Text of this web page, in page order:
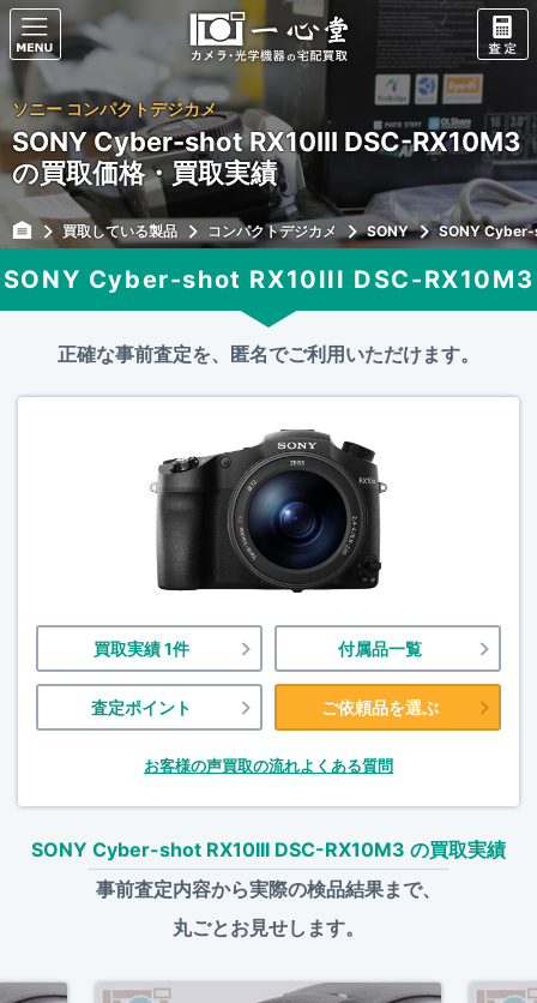
ソニー コンパクトデジカメ
SONY Cyber-shot RX10III DSC-RX10M3
の買取価格・買取実績
買取している製品 コンパクトデジカメ SONY SONY
SONY Cyber-shot RX10III DSC-RX10M3
正確な事前査定を、匿名でご利用いただけます。
買取実績 1件 付属品一覧
査定ポイント ご依頼品を選ぶ
お客様の声買取の流れよくある質問
SONY Cyber-shot RX10III DSC-RX10M3 の買取実績
事前査定内容から実際の検品結果まで、
丸ごとお見せします。